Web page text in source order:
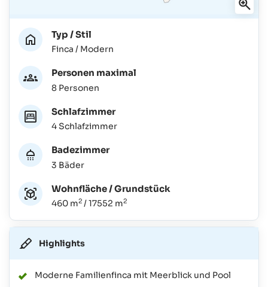
Typ / Stil
Finca / Modern
Personen maximal
8 Personen
Schlafzimmer
4 Schlafzimmer
Badezimmer
3 Bäder
Wohnfläche / Grundstück
460 m2 / 17552 m2
Highlights
Moderne Familienfinca mit Meerblick und Pool